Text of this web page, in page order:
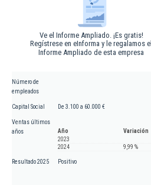
Ve el Informe Ampliado. ¡Es gratis!
Regístrese en eInforma y le regalamos el
Informe Ampliado de esta empresa
Número de
empleados
Capital Social De 3.100 a 60.000 €
Ventas últimos
años
Año
Variación
2023
2024
9,99 %
Resultado 2025 Positivo